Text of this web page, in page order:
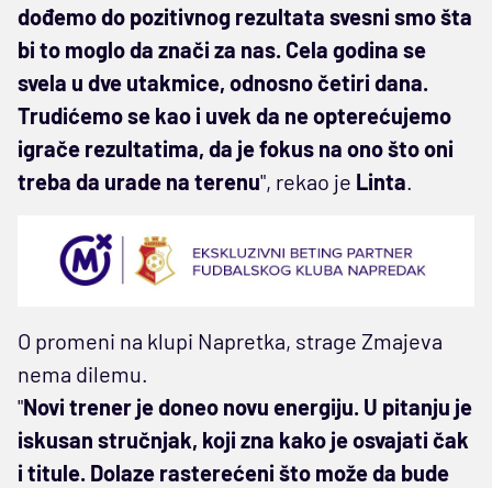
dođemo do pozitivnog rezultata svesni smo šta
bi to moglo da znači za nas. Cela godina se
svela u dve utakmice, odnosno četiri dana.
Trudićemo se kao i uvek da ne opterećujemo
igrače rezultatima, da je fokus na ono što oni
treba da urade na terenu", rekao je Linta.
O promeni na klupi Napretka, strage Zmajeva
nema dilemu.
"Novi trener je doneo novu energiju. U pitanju je
iskusan stručnjak, koji zna kako je osvajati čak
i titule. Dolaze rasterećeni što može da bude